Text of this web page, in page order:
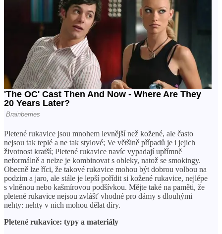
Pletené rukavice jsou mnohem levnější než kožené, ale často
nejsou tak teplé a ne tak stylové; Ve většině případů je i jejich
životnost kratší; Pletené rukavice navíc vypadají upřímně
neformálně a nelze je kombinovat s obleky, natož se smokingy.
Obecně lze říci, že takové rukavice mohou být dobrou volbou na
podzim a jaro, ale stále je lepší pořídit si kožené rukavice, nejlépe
s vlněnou nebo kašmírovou podšívkou. Mějte také na paměti, že
pletené rukavice nejsou zvlášť vhodné pro dámy s dlouhými
nehty: nehty v nich mohou dělat díry.
Pletené rukavice: typy a materiály